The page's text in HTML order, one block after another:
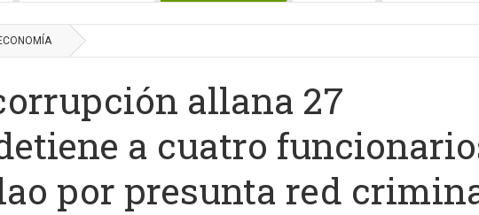
allana 27
a cuatro
por presunta red